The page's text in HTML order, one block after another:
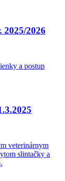
2025/2026
a postup
veterinárnym
slintačky a